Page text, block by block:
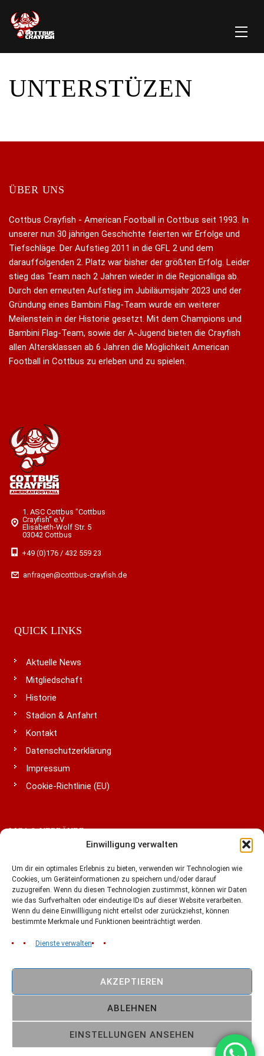
Einwilligung verwalten
Um dir ein optimales Erlebnis zu bieten, verwenden wir Technologien wie
Cookies, um Geräteinformationen zu speichern und/oder darauf
zuzugreifen. Wenn du diesen Technologien zustimmst, können wir Daten
wie das Surfverhalten oder eindeutige IDs auf dieser Website verarbeiten.
Wenn du deine Einwillligung nicht erteilst oder zurückziehst, können
bestimmte Merkmale und Funktionen beeinträchtigt werden.
Dienste verwalten
AKZEPTIEREN
ABLEHNEN
EINSTELLUNGEN ANSEHEN
UNTERSTÜZEN
ÜBER UNS
Cottbus Crayfish - American Football in Cottbus seit 1993. In
unserer nun 30 jährigen Geschichte feierten wir Erfolge und
Tiefschläge. Der Aufstieg 2011 in die GFL 2 und dem
darauffolgenden 2. Platz war bisher der größten Erfolg. Leider
stieg das Team nach 2 Jahren wieder in die Regionalliga ab.
Durch den erneuten Aufstieg im Jubiläumsjahr 2023 und der
Gründung eines Bambini Flag-Team wurde ein weiterer
Meilenstein in der Historie gesetzt. Mit dem Champions und
Bambini Flag-Team, sowie der A-Jugend bieten die Crayfish
allen Altersklassen ab 6 Jahren die Möglichkeit American
Football in Cottbus zu erleben und zu spielen.
1. ASC Cottbus "Cottbus
Crayfish" e.V
Elisabeth-Wolf Str. 5
03042 Cottbus
+49 (0)176 / 432 559 23
anfragen@cottbus-crayfish.de
QUICK LINKS
Aktuelle News
Mitgliedschaft
Historie
Stadion & Anfahrt
Kontakt
Datenschutzerklärung
Impressum
Cookie-Richtlinie (EU)
LIGA & VERBÄNDE
American Football 1993 -2026 // Made in Cottbus
FOLLOW US: